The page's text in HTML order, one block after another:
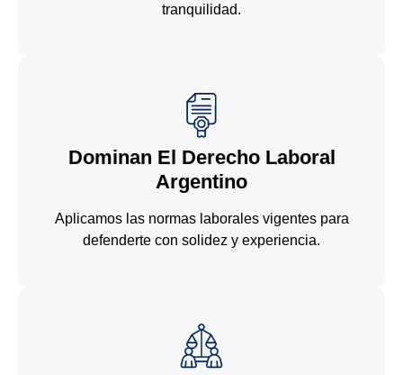
tranquilidad.
Dominan El Derecho Laboral
Argentino
Aplicamos las normas laborales vigentes para
defenderte con solidez y experiencia.